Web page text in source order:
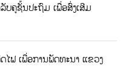
ບຄູຊັ້ນປະຖົມ ເພື່ອສົ່ງເສີມ
ໄຟ ເພື່ອການພັດທະນາ ແຂວງ